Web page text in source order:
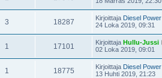
3 18287 Kirjoittaja Diesel Power
24 Loka 2019, 09:31
1 17101 Kirjoittaja Hullu-Jussi
02 Loka 2019, 09:01
1 18775 Kirjoittaja Diesel Power
13 Huhti 2019, 21:23